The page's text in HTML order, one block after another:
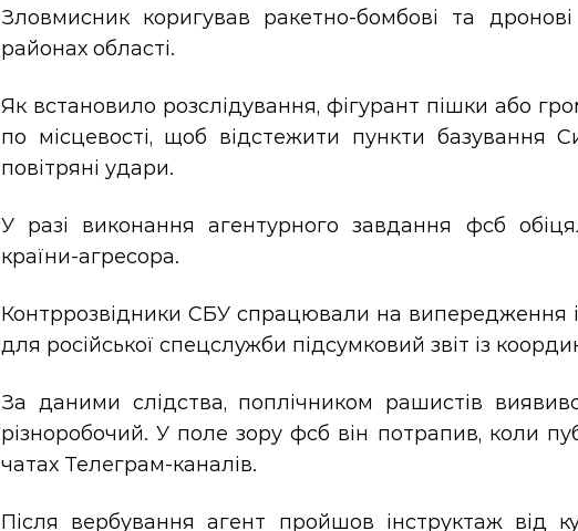
Зловмисник коригував ракетно-бомбові та
районах області.
Як встановило розслідування, фігурант пішки або
по місцевості, щоб відстежити пункти базування
повітряні удари.
У разі виконання агентурного завдання фсб
країни-агресора.
Контррозвідники СБУ спрацювали на випередження
для російської спецслужби підсумковий звіт із
За даними слідства, поплічником рашистів
різноробочий. У поле зору фсб він потрапив, коли
чатах Телеграм-каналів.
Після вербування агент пройшов інструктаж від